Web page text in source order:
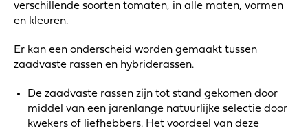
verschillende soorten tomaten, in alle maten, vormen
en kleuren.
Er kan een onderscheid worden gemaakt tussen
zaadvaste rassen en hybriderassen.
De zaadvaste rassen zijn tot stand gekomen door
middel van een jarenlange natuurlijke selectie door
kwekers of liefhebbers. Het voordeel van deze